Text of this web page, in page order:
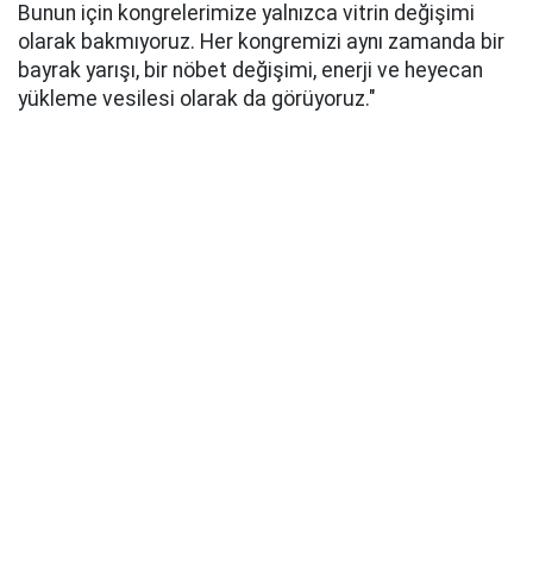
Bunun için kongrelerimize yalnızca vitrin değişimi
olarak bakmıyoruz. Her kongremizi aynı zamanda bir
bayrak yarışı, bir nöbet değişimi, enerji ve heyecan
yükleme vesilesi olarak da görüyoruz."